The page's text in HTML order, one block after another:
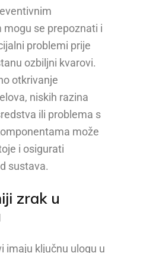
mogu se prepoznati i
problemi prije
ozbiljni kvarovi.
otkrivanje
niskih razina
ili problema s
može
i osigurati
sustava.
zrak u
imaju ključnu ulogu u